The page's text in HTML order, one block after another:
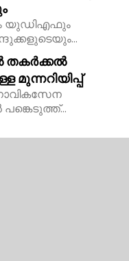
യുഡിഎഫും
തകർക്കൽ
മുന്നറിയിപ്പ്